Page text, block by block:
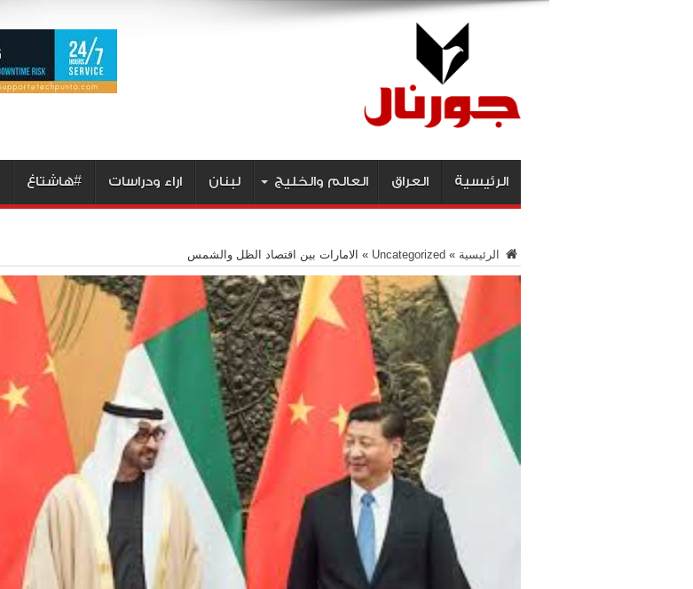
الرئيسية العراق العالم والخليج لبنان اراء ودراسات #هاشتاغ
الرئيسية »
Uncategorized
» الامارات بين اقتصاد الظل والشمس